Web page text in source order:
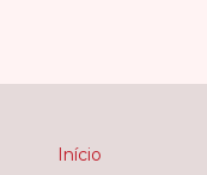
Início